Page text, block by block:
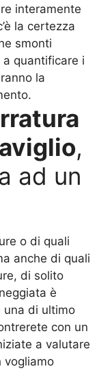
interamente
la certezza
smonti
quantificare i
la
,
ad un
o di quali
anche di quali
di solito
è
una di ultimo
con un
a valutare
vogliamo